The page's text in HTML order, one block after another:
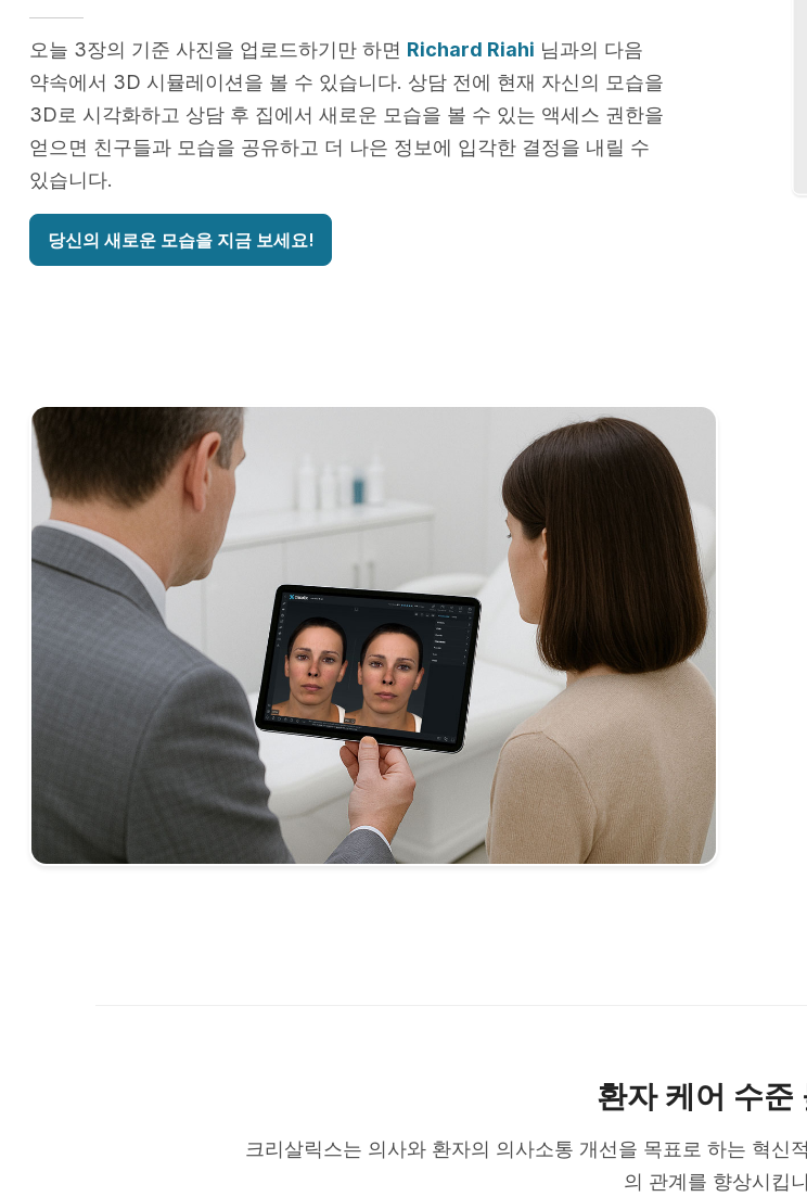
오늘 3장의 기준 사진을 업로드하기만 하면 Richard Riahi 님과의 다음
약속에서 3D 시뮬레이션을 볼 수 있습니다. 상담 전에 현재 자신의 모습을
3D로 시각화하고 상담 후 집에서 새로운 모습을 볼 수 있는 액세스 권한을
얻으면 친구들과 모습을 공유하고 더 나은 정보에 입각한 결정을 내릴 수
있습니다.
당신의 새로운 모습을 지금 보세요!
환자 케어 수준
크리살릭스는 의사와 환자의 의사소통 개선을 목표로 하는 혁신
의 관계를 향상시킵